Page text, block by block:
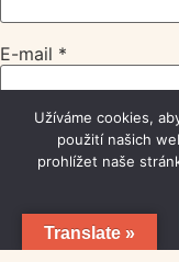
E-mail *
Webová stránka
Uložit do prohlížeče
Translate »
Užíváme cookies,
použití našich
prohlížet naše